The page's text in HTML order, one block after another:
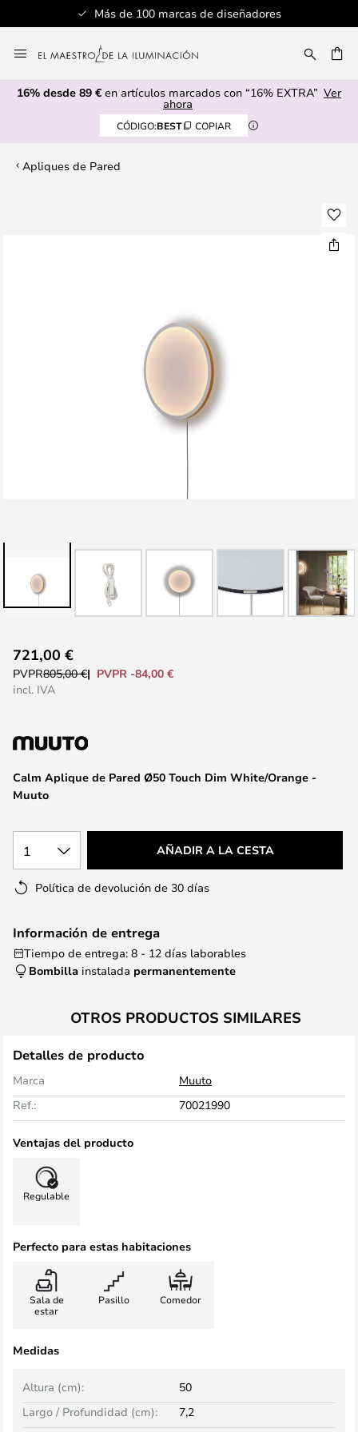
Más de 100 marcas de diseñadores
al
contenido
16% desde 89 € en artículos marcados con “16% EXTRA” Ver
ahora
CÓDIGO:BEST COPIAR
Apliques de Pared
comienzo
galería
imágenes
Calm Aplique de Pared Ø50 Touch Dim White/Orange -
Muuto
721,00 €
PVPR805,00 €
PVPR -84,00 €
incl. IVA
1 AÑADIR A LA CESTA
Política de devolución de 30 días
Información de entrega
Tiempo de entrega: 8 - 12 días laborables
Bombilla instalada permanentemente
OTROS PRODUCTOS SIMILARES
Detalles de producto
Marca
Muuto
Ref.:
70021990
Ventajas del producto
Regulable
Perfecto para estas habitaciones
Sala de
estar
Pasillo Comedor
Medidas
Altura (cm):
50
Largo / Profundidad (cm):
7,2